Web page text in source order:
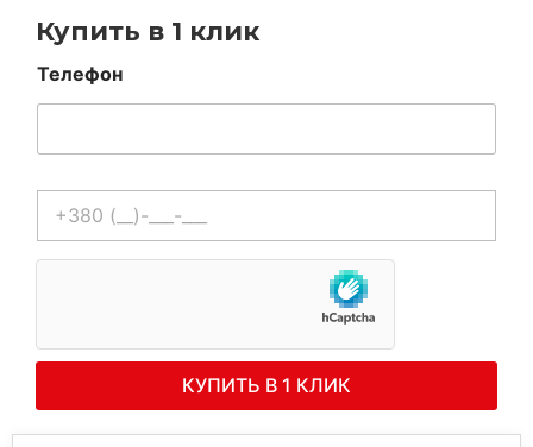
Купить в 1 клик
Телефон
Телефон*
КУПИТЬ В 1 КЛИК